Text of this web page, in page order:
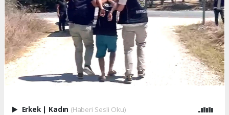
Erkek Kadın (Haberi Sesli Oku)